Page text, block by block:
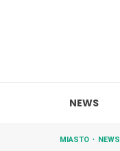
NEWS
MIASTO NEWS